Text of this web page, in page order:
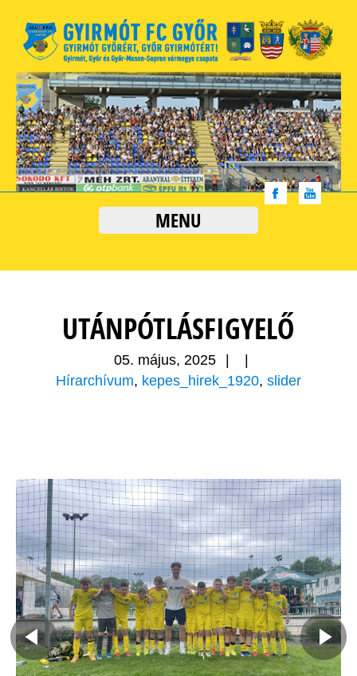
MENU
UTÁNPÓTLÁSFIGYELŐ
05. május, 2025
Hírarchívum, kepes_hirek_1920, slider